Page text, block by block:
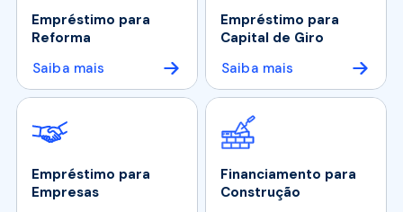
Empréstimo para
Reforma
Saiba mais
Empréstimo para
Capital de Giro
Saiba mais
Empréstimo para
Empresas
Financiamento para
Construção